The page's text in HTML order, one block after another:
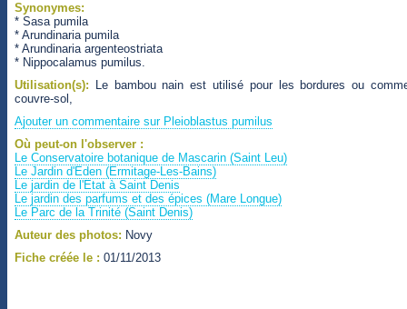
Synonymes:
* Sasa pumila
* Arundinaria pumila
* Arundinaria argenteostriata
* Nippocalamus pumilus.
Utilisation(s): Le bambou nain est utilisé pour les bordures ou
couvre-sol,
Ajouter un commentaire sur Pleioblastus pumilus
Où peut-on l'observer :
Le Conservatoire botanique de Mascarin (Saint Leu)
Le Jardin d'Eden (Ermitage-Les-Bains)
Le jardin de l'Etat à Saint Denis
Le jardin des parfums et des épices (Mare Longue)
Le Parc de la Trinité (Saint Denis)
Auteur des photos: Novy
Fiche créée le : 01/11/2013